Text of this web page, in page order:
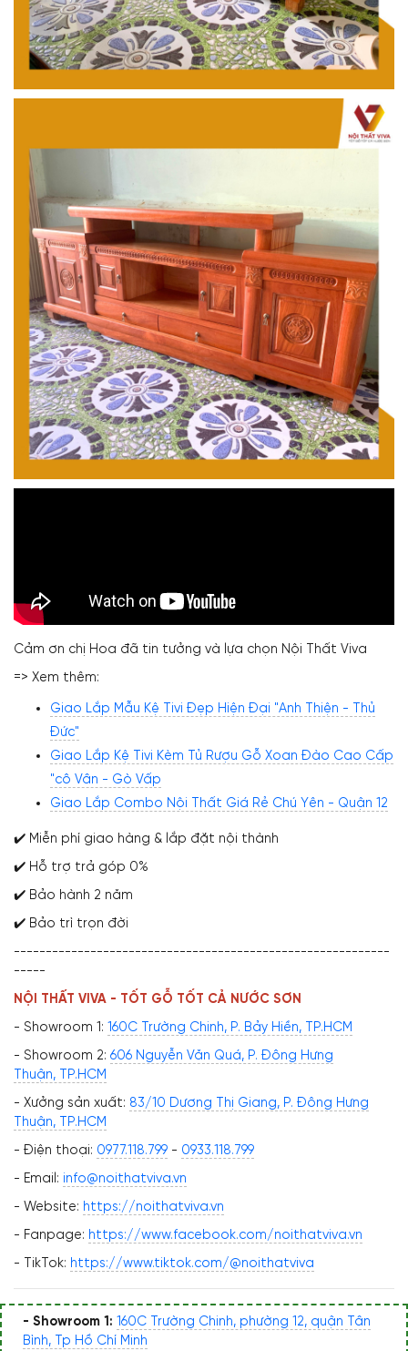
Cảm ơn chị Hoa đã tin tưởng và lựa chọn Nội Thất Viva
=> Xem thêm:
Giao Lắp Mẫu Kệ Tivi Đẹp Hiện Đại "Anh Thiện - Thủ
Đức"
Giao Lắp Kệ Tivi Kèm Tủ Rượu Gỗ Xoan Đào Cao Cấp
"cô Vân - Gò Vấp
Giao Lắp Combo Nội Thất Giá Rẻ Chú Yên - Quận 12
✔️ Miễn phí giao hàng & lắp đặt nội thành
✔️ Hỗ trợ trả góp 0%
✔️ Bảo hành 2 năm
✔️ Bảo trì trọn đời
-----------------------------------------------------------
-----
NỘI THẤT VIVA - TỐT GỖ TỐT CẢ NƯỚC SƠN
- Showroom 1: 160C Trường Chinh, P. Bảy Hiền, TP.HCM
- Showroom 2: 606 Nguyễn Văn Quá, P. Đông Hưng
Thuận, TP.HCM
- Xưởng sản xuất: 83/10 Dương Thị Giang, P. Đông Hưng
Thuận, TP.HCM
- Điện thoại: 0977.118.799 - 0933.118.799
- Email: info@noithatviva.vn
- Website: https://noithatviva.vn
- Fanpage: https://www.facebook.com/noithatviva.vn
- TikTok: https://www.tiktok.com/@noithatviva
- Showroom 1: 160C Trường Chinh, phường 12, quận Tân
Bình, Tp Hồ Chí Minh